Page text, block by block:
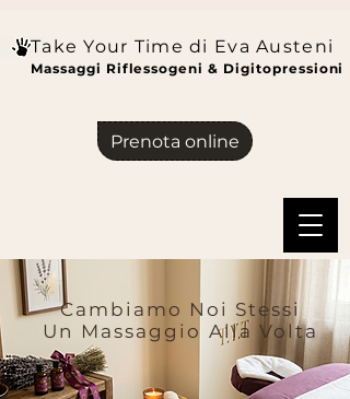
Take Your Time di Eva Austeni
Massaggi Riflessogeni & Digitopressioni
Prenota online
Cambiamo Noi Stessi
Un Massaggio Alla Volta